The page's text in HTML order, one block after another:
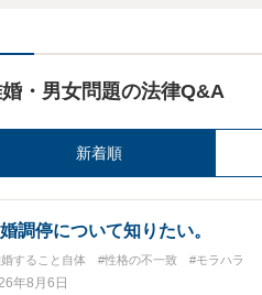
・男女問題の法律Q&A
新着順
調停について知りたい。
すること自体 #性格の不一致 #モラハラ
年8月6日